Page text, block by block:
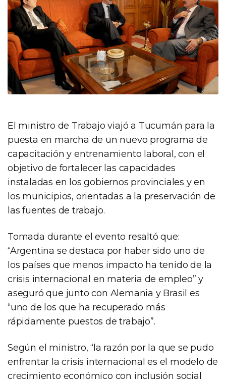
El ministro de Trabajo viajó a Tucumán para la
puesta en marcha de un nuevo programa de
capacitación y entrenamiento laboral, con el
objetivo de fortalecer las capacidades
instaladas en los gobiernos provinciales y en
los municipios, orientadas a la preservación de
las fuentes de trabajo.
Tomada durante el evento resaltó que:
“Argentina se destaca por haber sido uno de
los países que menos impacto ha tenido de la
crisis internacional en materia de empleo” y
aseguró que junto con Alemania y Brasil es
“uno de los que ha recuperado más
rápidamente puestos de trabajo”.
Según el ministro, “la razón por la que se pudo
enfrentar la crisis internacional es el modelo de
crecimiento económico con inclusión social